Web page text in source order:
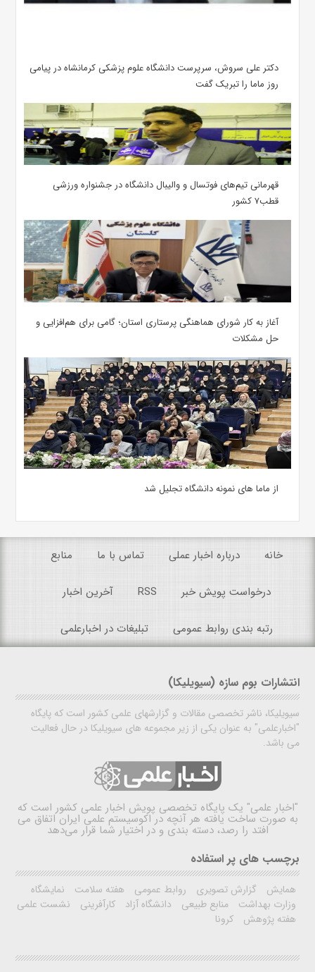
دکتر علی سروش، سرپرست دانشگاه علوم پزشکی کرمانشاه در پیامی
روز ماما را تبریک گفت
قهرمانی تیم‌های فوتسال و والیبال دانشگاه در جشنواره ورزشی
قطب۷ کشور
آغاز به کار شورای هماهنگی پرستاری استان؛ گامی برای هم‌افزایی و
حل مشکلات
از ماما های نمونه دانشگاه تجلیل شد
خانه درباره اخبار عملی تماس با ما منابع
درخواست پویش خبر RSS آخرین اخبار
رتبه بندی روابط عمومی تبلیغات در اخبارعلمی
انتشارات بوم سازه (سیویلیکا)
سیویلیکا، ناشر تخصصی مقالات و گزارشهای علمی کشور است که پایگاه
"اخبارعلمی" به عنوان یکی از زیر مجموعه های سیویلیکا در حال فعالیت
می باشد.
"اخبار علمی" یک پایگاه تخصصی پویش اخبار علمی کشور است که
به صورت ساخت یافته هر آنچه در اکوسیستم علمی ایران اتفاق می
افتد را رصد، دسته بندی و در اختیار شما قرار می‌دهد
برچسب های پر استفاده
همایش گزارش تصویری روابط عمومی هفته سلامت
نمایشگاه
وزارت بهداشت
منابع طبیعی دانشگاه آزاد کارآفرینی
نشست علمی
هفته پژوهش
کرونا